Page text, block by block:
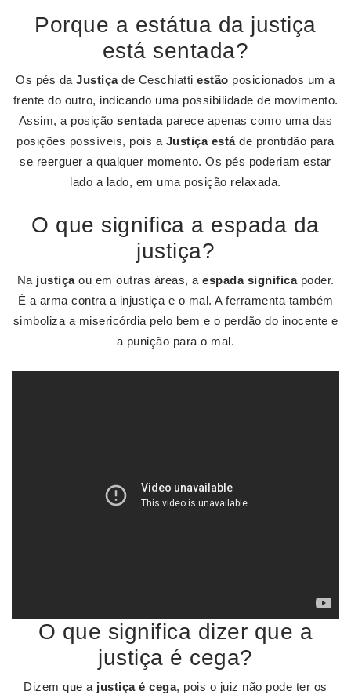
Porque a estátua da justiça
está sentada?
Os pés daJustiçade Ceschiattiestão posicionados um a
frente do outro, indicando uma possibilidade de movimento.
Assim, a posiçãosentadaparece apenas como uma das
posições possíveis, pois a Justiça estáde prontidão para
se reerguer a qualquer momento. Os pés poderiam estar
lado a lado, em uma posição relaxada.
O que significa a espada da
justiça?
Na justiçaou em outras áreas, a espada significapoder.
É a arma contra a injustiça e o mal. A ferramenta também
simboliza a misericórdia pelo bem e o perdão do inocente e
a punição para o mal.
O que significa dizer que a
justiça é cega?
Dizem que a justiça é cega, pois o juiz não pode ter os